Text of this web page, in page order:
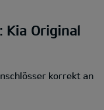
Kia Original
korrekt an